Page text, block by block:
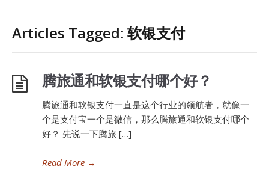
Articles Tagged: 软银支付
腾旅通和软银支付哪个好？
腾旅通和软银支付一直是这个行业的领航者，就像一
个是支付宝一个是微信，那么腾旅通和软银支付哪个
好？ 先说一下腾旅 […]
Read More →